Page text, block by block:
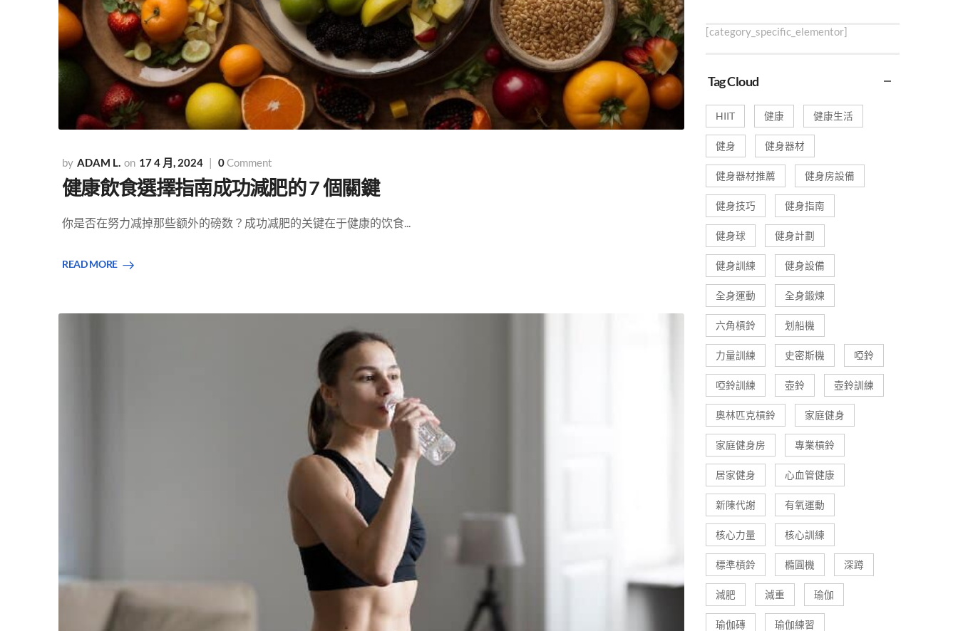
ADAM L. 17 4 月, 2024 0Comment
健康飲食選擇指南成功減肥的 7 個關鍵
你是否在努力减掉那些额外的磅数？成功减肥的关键在于健康的饮食...
READ MORE
[category_specific_elementor]
Tag Cloud
HIIT 健康 健康生活
健身 健身器材
健身器材推薦 健身房設備
健身技巧 健身指南
健身球 健身計劃
健身訓練 健身設備
全身運動 全身鍛煉
六角槓鈴 划船機
力量訓練 史密斯機 啞鈴
啞鈴訓練 壺鈴 壺鈴訓練
奧林匹克槓鈴 家庭健身
家庭健身房 專業槓鈴
居家健身 心血管健康
新陳代謝 有氧運動
核心力量 核心訓練
標準槓鈴 橢圓機 深蹲
減肥 減重 瑜伽
瑜伽磚 瑜伽練習